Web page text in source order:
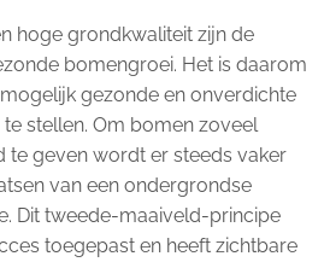
hoge grondkwaliteit zijn de
bomengroei. Het is daarom
gezonde en onverdichte
stellen. Om bomen zoveel
te geven wordt er steeds vaker
van een ondergrondse
Dit tweede-maaiveld-principe
toegepast en heeft zichtbare